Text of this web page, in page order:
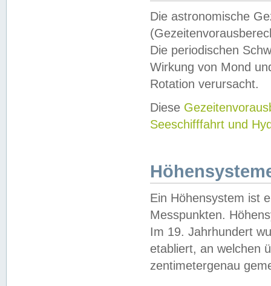
Die astronomische
Die periodischen
Wirkung von Mond
Rotation verursacht.
Diese
Seeschifffahrt und
Ein Höhensystem ist
Messpunkten.
Im 19. Jahrhundert
etabliert, an welchen
zentimetergenau